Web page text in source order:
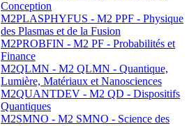
Conception
M2PLASPHYFUS - M2 PPF - Physique
des Plasmas et de la Fusion
M2PROBFIN - M2 PF - Probabilités et
Finance
M2QLMN - M2 QLMN - Quantique,
Lumière, Matériaux et Nanosciences
M2QUANTDEV - M2 QD - Dispositifs
Quantiques
M2SMNO - M2 SMNO - Science des